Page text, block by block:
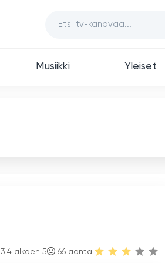
Musiikki Yleiset
3.4 alkaen 5 66 ääntä